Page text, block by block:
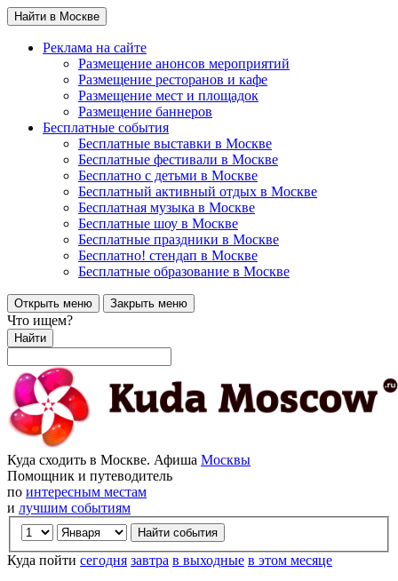
Найти в Москве
Реклама на сайте
Размещение анонсов мероприятий
Размещение ресторанов и кафе
Размещение мест и площадок
Размещение баннеров
Бесплатные события
Бесплатные выставки в Москве
Бесплатные фестивали в Москве
Бесплатно с детьми в Москве
Бесплатный активный отдых в Москве
Бесплатная музыка в Москве
Бесплатные шоу в Москве
Бесплатные праздники в Москве
Бесплатно! стендап в Москве
Бесплатные образование в Москве
Открыть меню Закрыть меню
Что ищем?
Найти
Куда сходить в Москве. Афиша Москвы
Помощник и путеводитель
по интересным местам
и лучшим событиям
Куда пойти сегодня завтра в выходные в этом месяце